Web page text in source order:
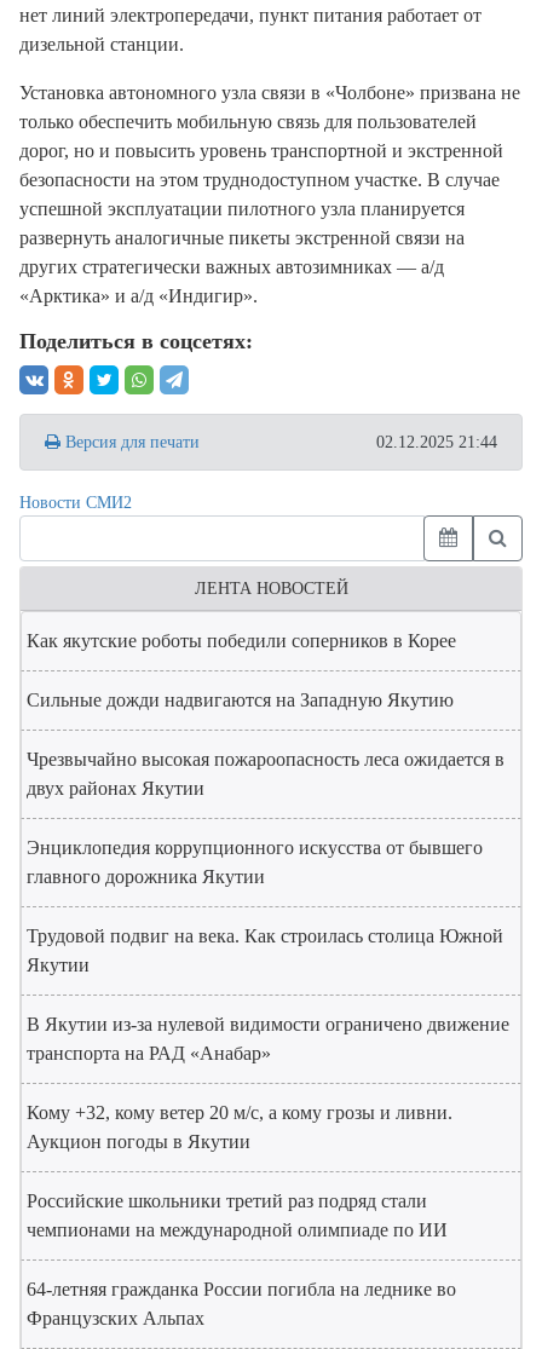
нет линий электропередачи, пункт питания работает от
дизельной станции.
Установка автономного узла связи в «Чолбоне» призвана не
только обеспечить мобильную связь для пользователей
дорог, но и повысить уровень транспортной и экстренной
безопасности на этом труднодоступном участке. В случае
успешной эксплуатации пилотного узла планируется
развернуть аналогичные пикеты экстренной связи на
других стратегически важных автозимниках — а/д
«Арктика» и а/д «Индигир».
Поделиться в соцсетях:
Версия для печати 02.12.2025 21:44
Новости СМИ2
ЛЕНТА НОВОСТЕЙ
Как якутские роботы победили соперников в Корее
Сильные дожди надвигаются на Западную Якутию
Чрезвычайно высокая пожароопасность леса ожидается в
двух районах Якутии
Энциклопедия коррупционного искусства от бывшего
главного дорожника Якутии
Трудовой подвиг на века. Как строилась столица Южной
Якутии
В Якутии из-за нулевой видимости ограничено движение
транспорта на РАД «Анабар»
Кому +32, кому ветер 20 м/с, а кому грозы и ливни.
Аукцион погоды в Якутии
Российские школьники третий раз подряд стали
чемпионами на международной олимпиаде по ИИ
64-летняя гражданка России погибла на леднике во
Французских Альпах